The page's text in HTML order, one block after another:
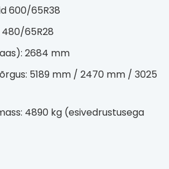
600/65R38
65R28
2684 mm
5189 mm / 2470 mm / 3025
4890 kg (esivedrustusega